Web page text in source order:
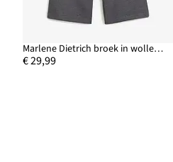
Marlene Dietrich broek in wollen look
€ 29,99